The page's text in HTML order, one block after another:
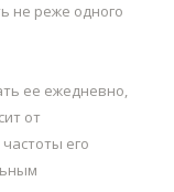
не реже одного
ее ежедневно,
от
его